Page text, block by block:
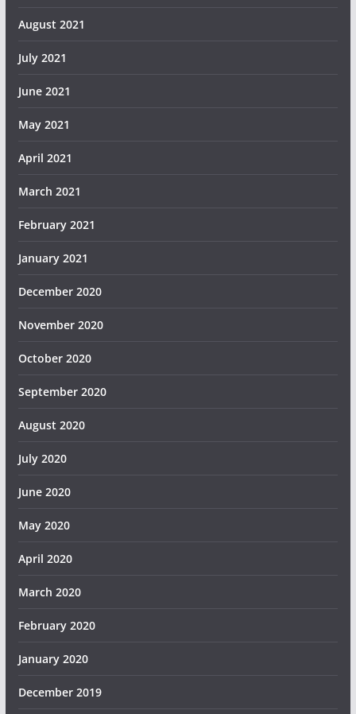
August 2021
July 2021
June 2021
May 2021
April 2021
March 2021
February 2021
January 2021
December 2020
November 2020
October 2020
September 2020
August 2020
July 2020
June 2020
May 2020
April 2020
March 2020
February 2020
January 2020
December 2019